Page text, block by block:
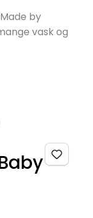
by
vask og